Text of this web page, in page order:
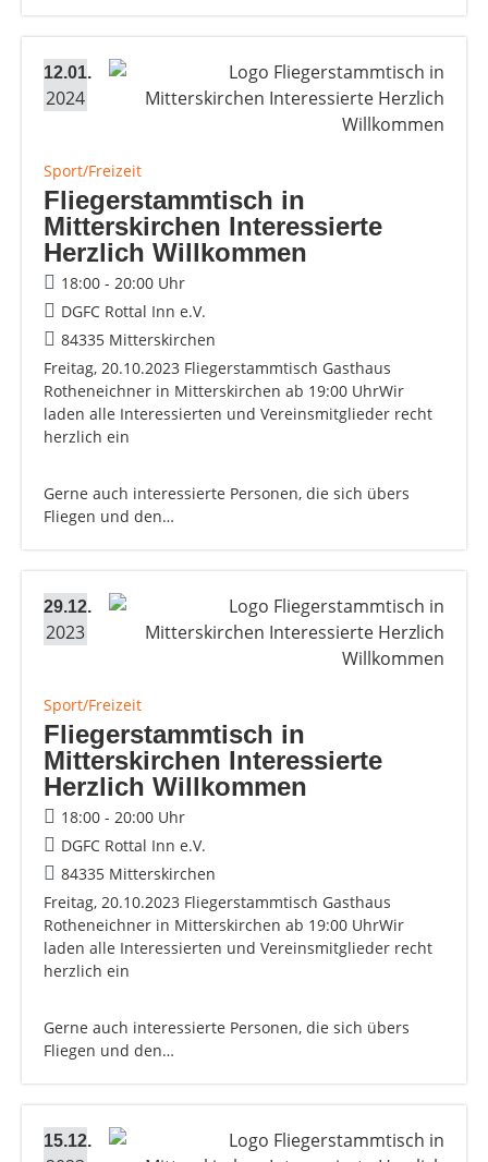
12.01.
2024
Sport/Freizeit
Fliegerstammtisch in
Mitterskirchen Interessierte
Herzlich Willkommen
18:00 - 20:00 Uhr
DGFC Rottal Inn e.V.
84335 Mitterskirchen
Freitag, 20.10.2023 Fliegerstammtisch Gasthaus
Rotheneichner in Mitterskirchen ab 19:00 UhrWir
laden alle Interessierten und Vereinsmitglieder recht
herzlich ein
Gerne auch interessierte Personen, die sich übers
Fliegen und den…
29.12.
2023
Sport/Freizeit
Fliegerstammtisch in
Mitterskirchen Interessierte
Herzlich Willkommen
18:00 - 20:00 Uhr
DGFC Rottal Inn e.V.
84335 Mitterskirchen
Freitag, 20.10.2023 Fliegerstammtisch Gasthaus
Rotheneichner in Mitterskirchen ab 19:00 UhrWir
laden alle Interessierten und Vereinsmitglieder recht
herzlich ein
Gerne auch interessierte Personen, die sich übers
Fliegen und den…
15.12.